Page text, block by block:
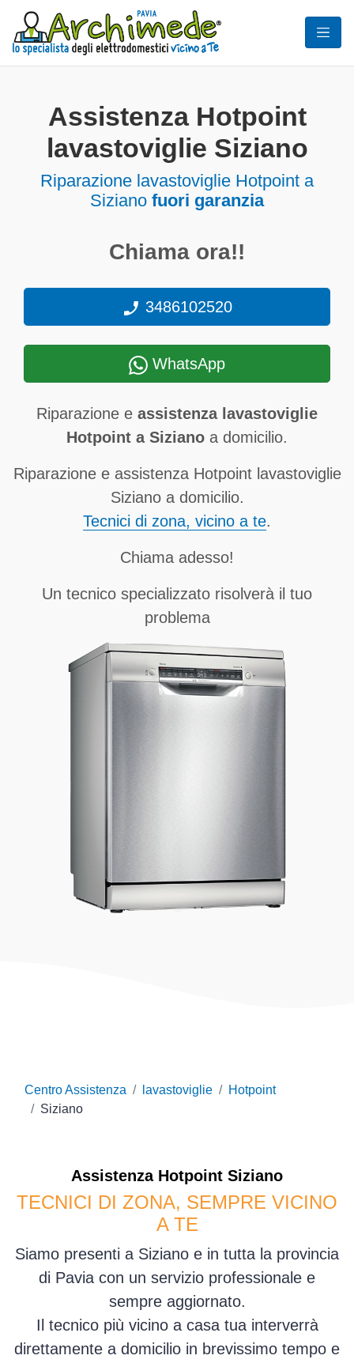
Assistenza Hotpoint
lavastoviglie Siziano
Riparazione lavastoviglie Hotpoint a
Siziano fuori garanzia
Chiama ora!!
3486102520
WhatsApp
Riparazione e assistenza lavastoviglie
Hotpoint a Siziano a domicilio.
Riparazione e assistenza Hotpoint lavastoviglie
Siziano a domicilio.
Tecnici di zona, vicino a te.
Chiama adesso!
Un tecnico specializzato risolverà il tuo
problema
Centro Assistenza lavastoviglie
Hotpoint
Siziano
Assistenza Hotpoint Siziano
TECNICI DI ZONA, SEMPRE VICINO
A TE
Siamo presenti a Siziano e in tutta la provincia
di Pavia con un servizio professionale e
sempre aggiornato.
Il tecnico più vicino a casa tua interverrà
direttamente a domicilio in brevissimo tempo e